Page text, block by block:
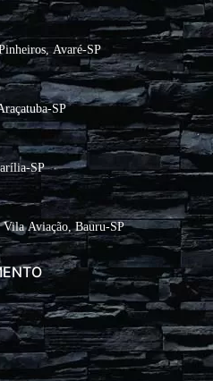
Avaré-SP
SP
SP
Aviação, Bauru-SP